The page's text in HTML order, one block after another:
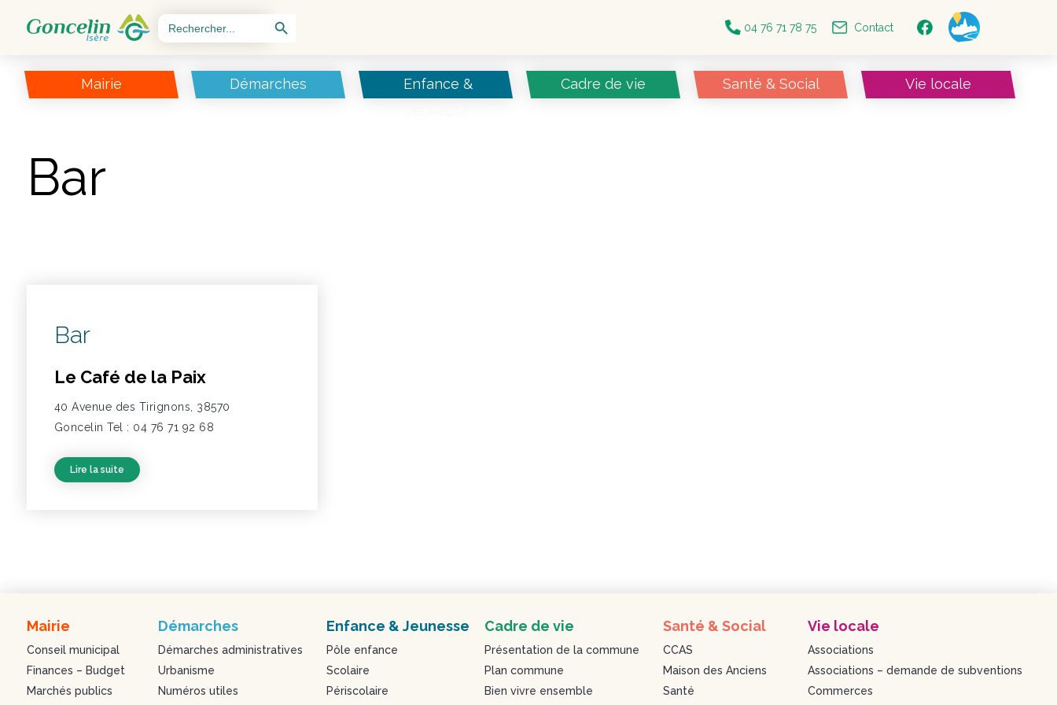
Search
for:
Search Button
04 76 71 78 75 Contact
Mairie Démarches
Enfance &
Cadre de vie Santé & Social Vie locale
Bar
Bar
Le Café de la Paix
40 Avenue des Tirignons, 38570
Goncelin Tel : 04 76 71 92 68
Lire la suite
Mairie
Conseil municipal
Finances – Budget
Marchés publics
Démarches
Démarches administratives
Urbanisme
Numéros utiles
Enfance & Jeunesse
Pôle enfance
Scolaire
Périscolaire
Cadre de vie
Présentation de la commune
Plan commune
Bien vivre ensemble
Santé & Social
CCAS
Maison des Anciens
Santé
Vie locale
Associations
Associations – demande de subventions
Commerces